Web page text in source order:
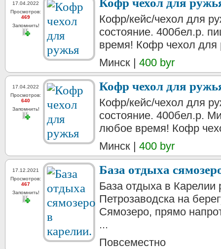
17.04.2022
Просмотров:
469
Запомнить!
Кофр/кейс/чехол для
состояние. 400бел.р.
время! Кофр чехол для
Минск | 400 byr
17.04.2022
Просмотров:
640
Запомнить!
Кофр чехол для
Кофр/кейс/чехол для
состояние. 400бел.р.
любое время! Кофр
Минск | 400 byr
17.12.2021
Просмотров:
467
Запомнить!
База отдыха
База отдыха в Карелии
Петрозаводска на
Сямозеро, прямо
...
Повсеместно